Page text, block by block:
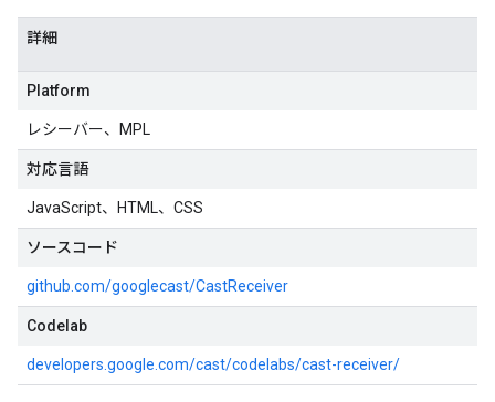
詳細
Platform
レシーバー、MPL
対応言語
JavaScript、HTML、CSS
ソースコード
github.com/googlecast/CastReceiver
Codelab
developers.google.com/cast/codelabs/cast-receiver/